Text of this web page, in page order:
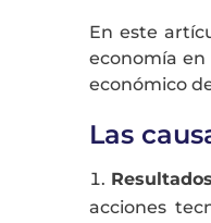
En este
economía
económico
Las
acciones